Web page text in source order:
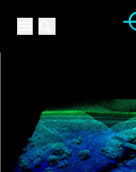
Open main